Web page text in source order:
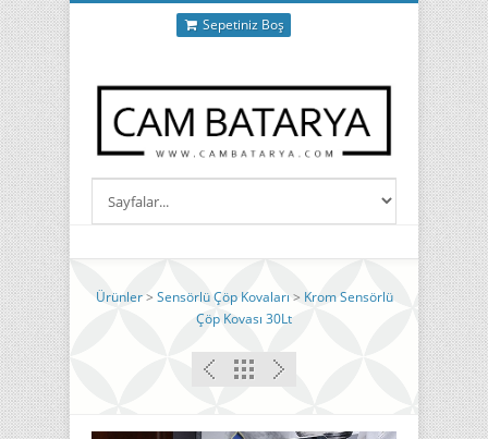
Sepetiniz Boş
Ürünler> Sensörlü Çöp Kovaları > Krom Sensörlü
Çöp Kovası 30Lt